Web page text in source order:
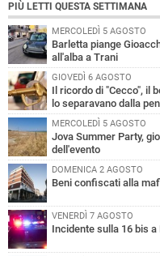
PIÙ LETTI QUESTA SETTIMANA
MERCOLEDÌ 5 AGOSTO
Barletta piange
all'alba a Trani
GIOVEDÌ 6 AGOSTO
Il ricordo di "Cecco", il
lo separavano dalla
MERCOLEDÌ 5 AGOSTO
Jova Summer Party,
dell'evento
DOMENICA 2 AGOSTO
Beni confiscati alla
VENERDÌ 7 AGOSTO
Incidente sulla 16 bis